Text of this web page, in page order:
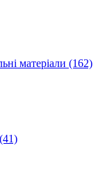
матеріали (162)